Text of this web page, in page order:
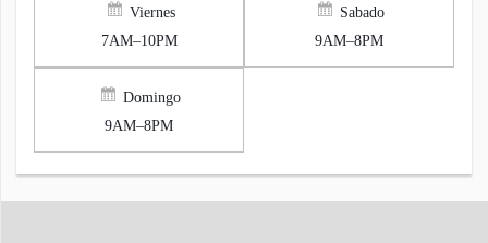
Viernes
7AM–10PM
Sabado
9AM–8PM
Domingo
9AM–8PM